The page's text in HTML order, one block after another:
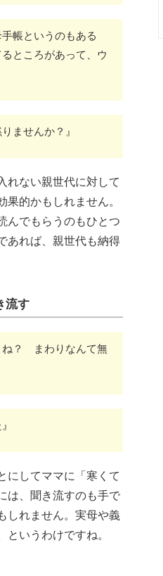
帳というのもある
ところがあって、ウ
ませんか？』
れない親世代に対して
的かもしれません。
んでもらうのもひとつ
あれば、親世代も納得
流す
ね？ まわりなんて無
にしてママに「寒くて
は、聞き流すのも手で
しれません。実母や義
いうわけですね。